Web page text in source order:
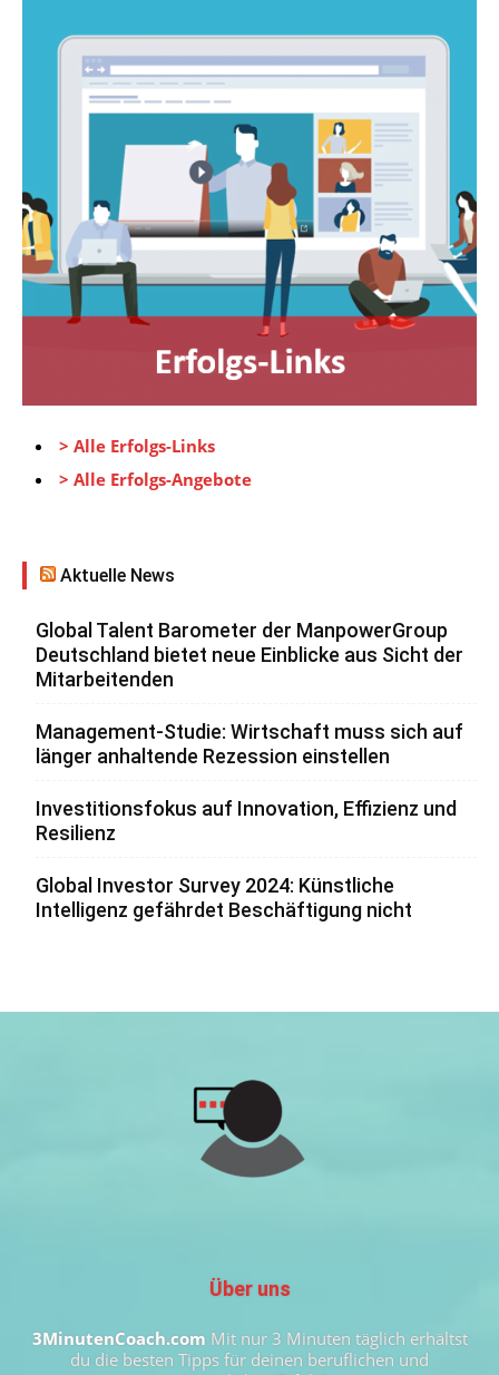
> Alle Erfolgs-Links
> Alle Erfolgs-Angebote
Aktuelle News
Global Talent Barometer der ManpowerGroup
Deutschland bietet neue Einblicke aus Sicht der
Mitarbeitenden
Management-Studie: Wirtschaft muss sich auf
länger anhaltende Rezession einstellen
Investitionsfokus auf Innovation, Effizienz und
Resilienz
Global Investor Survey 2024: Künstliche
Intelligenz gefährdet Beschäftigung nicht
Über uns
3MinutenCoach.com Mit nur 3 Minuten täglich erhältst
du die besten Tipps für deinen beruflichen und